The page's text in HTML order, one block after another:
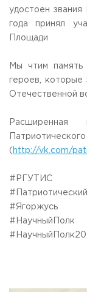
E-MAIL
info@rguts.ru
ГРАФИК И
пн-чт: с 09:00 до
пт: с 09:00 до
Приемная
пн-пт: с 10:00 до
сб: с 10:00 до
удостоен
года принял
Площади
Мы чтим память
героев,
Отечественной
( http://vk.com/
#РГУТИС
#Ягоржусь
#НаучныйПолк